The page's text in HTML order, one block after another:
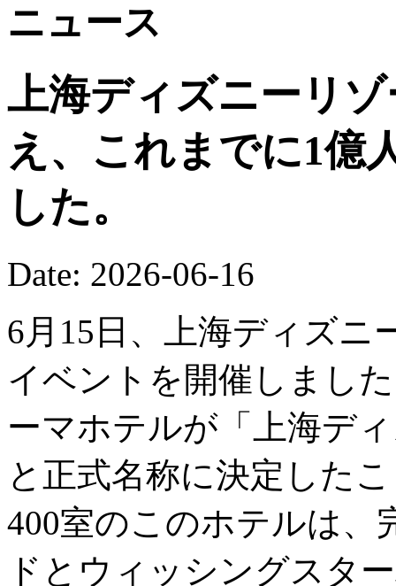
ニュース
上海ディズニーリ
え、これまでに1億
した。
Date: 2026-06-16
6月15日、上海ディズニ
イベントを開催しまし
ーマホテルが「上海デ
と正式名称に決定した
400室のこのホテルは、
ドとウィッシングスタ